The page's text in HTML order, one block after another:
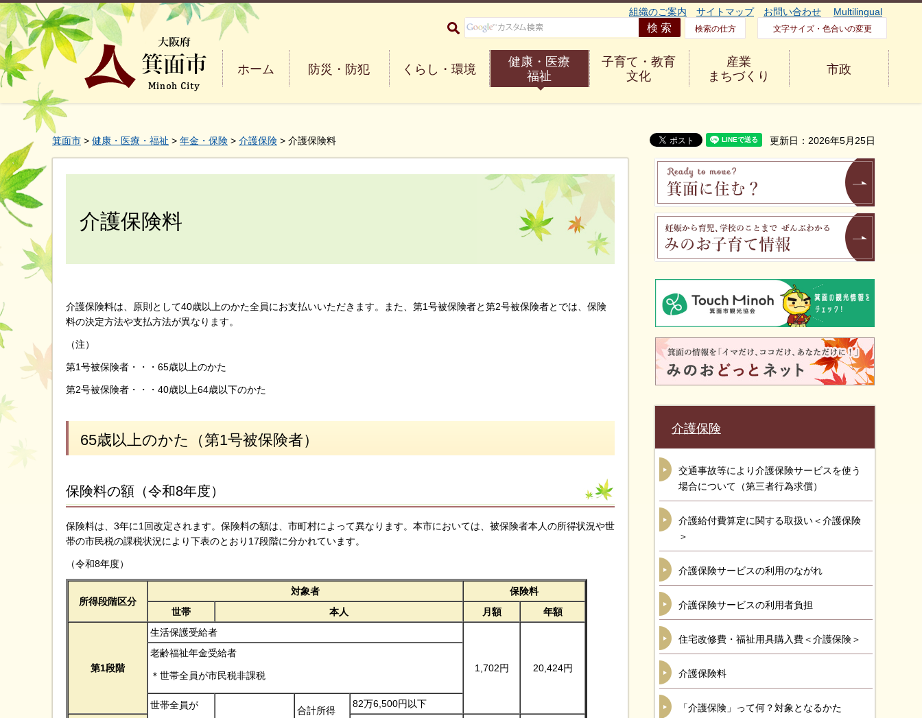
大阪府箕面市 Minoh City
組織のご案内 サイトマップ お問い合わせ Multilingual
検索の仕方 文字サイズ・色合いの変更
ホーム 防災・防犯 くらし・環境
健康・医療
福祉
子育て・教育
文化
産業
まちづくり
市政
箕面市 > 健康・医療・福祉 > 年金・保険 > 介護保険 > 介護保険料 更新日：2026年5月25日
介護保険料
介護保険料は、原則として40歳以上のかた全員にお支払いいただきます。また、第1号被保険者と第2号被保険者とでは、保険
料の決定方法や支払方法が異なります。
（注）
第1号被保険者・・・65歳以上のかた
第2号被保険者・・・40歳以上64歳以下のかた
65歳以上のかた（第1号被保険者）
保険料の額（令和8年度）
保険料は、3年に1回改定されます。保険料の額は、市町村によって異なります。本市においては、被保険者本人の所得状況や世
帯の市民税の課税状況により下表のとおり17段階に分かれています。
（令和8年度）
所得段階区分
対象者
保険料
世帯
本人 月額 年額
第1段階
生活保護受給者
1,702円 20,424円
老齢福祉年金受給者
＊世帯全員が市民税非課税
世帯全員が 合計所得
82万6,500円以下
介護保険
交通事故等により介護保険サービスを使う
場合について（第三者行為求償）
介護給付費算定に関する取扱い＜介護保険
＞
介護保険サービスの利用のながれ
介護保険サービスの利用者負担
住宅改修費・福祉用具購入費＜介護保険＞
介護保険料
「介護保険」って何？対象となるかた